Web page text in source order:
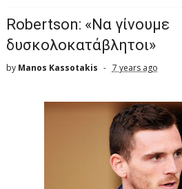
Robertson: «Να γίνουμε
δυσκολοκατάβλητοι»
by Manos Kassotakis 7 years ago